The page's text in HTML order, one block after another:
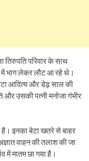
तिरुपति परिवार के साथ
में भाग लेकर लौट आ रहे थे।
आदित्य और डेढ़ साल की
और उसकी पत्नी मनोजा गंभीर
है। इनका बेटा खतरे से बाहर
वाहन की तलाश की जा
में मातम छा गया है।